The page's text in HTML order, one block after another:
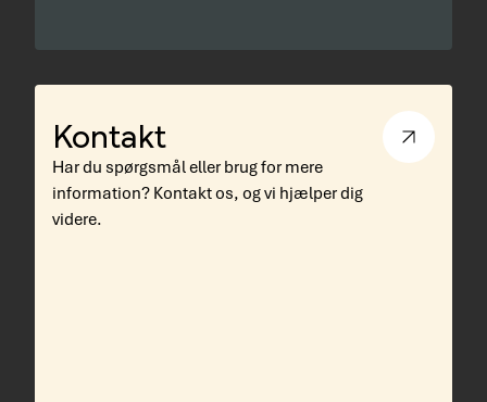
Kontakt
Har du spørgsmål eller brug for mere
information? Kontakt os, og vi hjælper dig
videre.